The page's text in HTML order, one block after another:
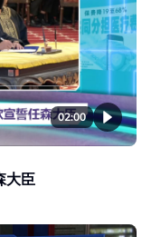
02:00
大臣